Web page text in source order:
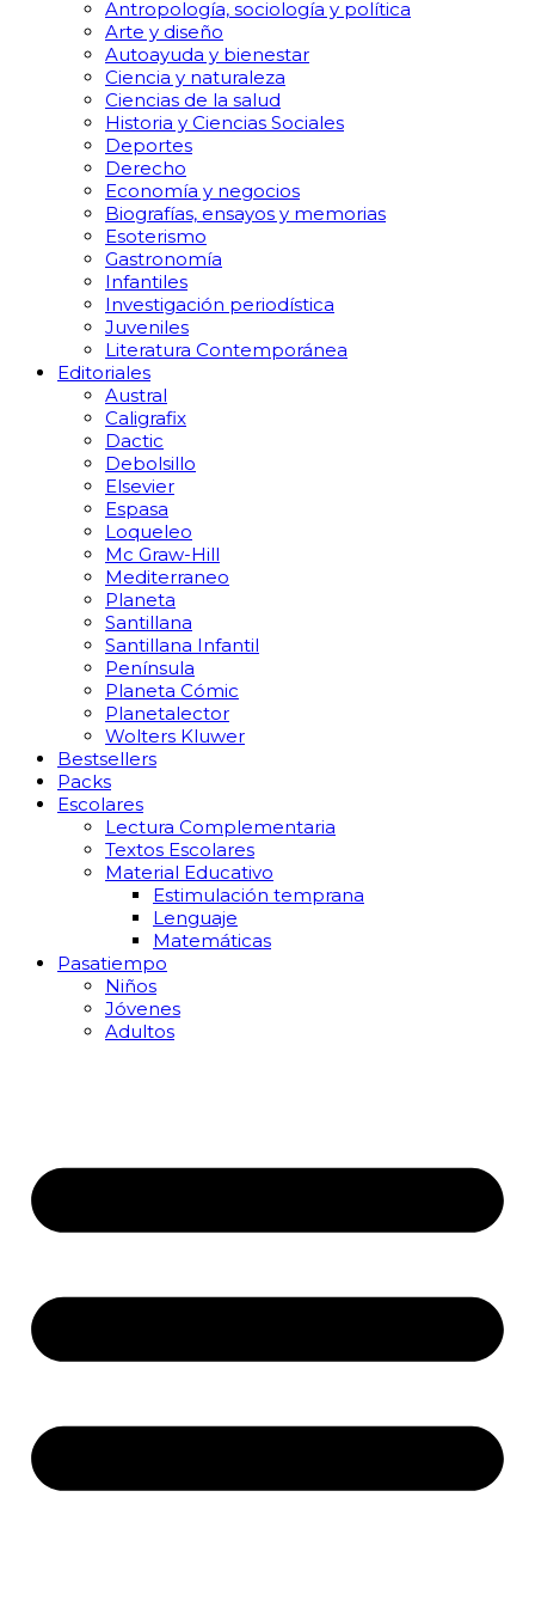
Antropología, sociología y política
Arte y diseño
Autoayuda y bienestar
Ciencia y naturaleza
Ciencias de la salud
Historia y Ciencias Sociales
Deportes
Derecho
Economía y negocios
Biografías, ensayos y memorias
Esoterismo
Gastronomía
Infantiles
Investigación periodística
Juveniles
Literatura Contemporánea
Editoriales
Austral
Caligrafix
Dactic
Debolsillo
Elsevier
Espasa
Loqueleo
Mc Graw-Hill
Mediterraneo
Planeta
Santillana
Santillana Infantil
Península
Planeta Cómic
Planetalector
Wolters Kluwer
Bestsellers
Packs
Escolares
Lectura Complementaria
Textos Escolares
Material Educativo
Estimulación temprana
Lenguaje
Matemáticas
Pasatiempo
Niños
Jóvenes
Adultos